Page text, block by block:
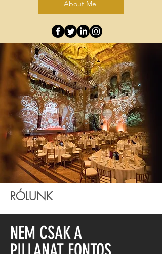
About Me
RÓLUNK
NEM CSAK A